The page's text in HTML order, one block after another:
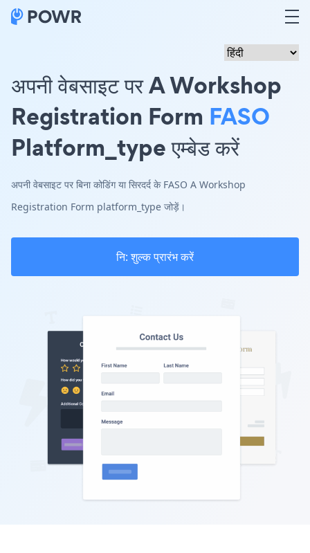
अपनी वेबसाइट पर A Workshop
Registration Form FASO
Platform_type एम्बेड करें
अपनी वेबसाइट पर बिना कोडिंग या सिरदर्द के FASO A Workshop
Registration Form platform_type जोड़ें।
नि: शुल्क प्रारंभ करें